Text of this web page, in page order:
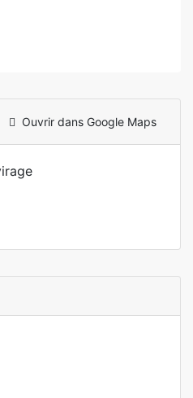
Ouvrir dans Google Maps